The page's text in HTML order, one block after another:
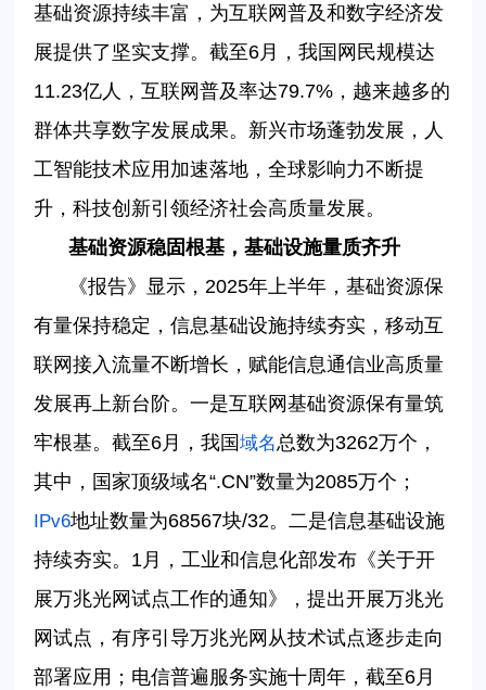
基础资源持续丰富，为互联网普及和数字经济发
展提供了坚实支撑。截至6月，我国网民规模达
11.23亿人，互联网普及率达79.7%，越来越多的
群体共享数字发展成果。新兴市场蓬勃发展，人
工智能技术应用加速落地，全球影响力不断提
升，科技创新引领经济社会高质量发展。
基础资源稳固根基，基础设施量质齐升
《报告》显示，2025年上半年，基础资源保
有量保持稳定，信息基础设施持续夯实，移动互
联网接入流量不断增长，赋能信息通信业高质量
发展再上新台阶。一是互联网基础资源保有量筑
牢根基。截至6月，我国域名总数为3262万个，
其中，国家顶级域名“.CN”数量为2085万个；
IPv6地址数量为68567块/32。二是信息基础设施
持续夯实。1月，工业和信息化部发布《关于开
展万兆光网试点工作的通知》，提出开展万兆光
网试点，有序引导万兆光网从技术试点逐步走向
部署应用；电信普遍服务实施十周年，截至6月